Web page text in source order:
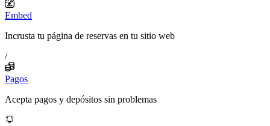
Embed
Incrusta tu página de reservas en tu sitio web
/
Pagos
Acepta pagos y depósitos sin problemas